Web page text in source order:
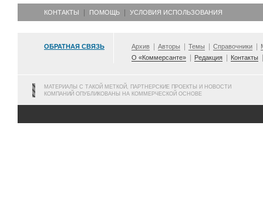
КОНТАКТЫ ПОМОЩЬ УСЛОВИЯ ИСПОЛЬЗОВАНИЯ
ОБРАТНАЯ СВЯЗЬ Архив Авторы Темы Справочники
О «Коммерсанте»
Редакция Контакты
МАТЕРИАЛЫ С ТАКОЙ МЕТКОЙ, ПАРТНЕРСКИЕ ПРОЕКТЫ И НОВОСТИ
КОМПАНИЙ ОПУБЛИКОВАНЫ НА КОММЕРЧЕСКОЙ ОСНОВЕ